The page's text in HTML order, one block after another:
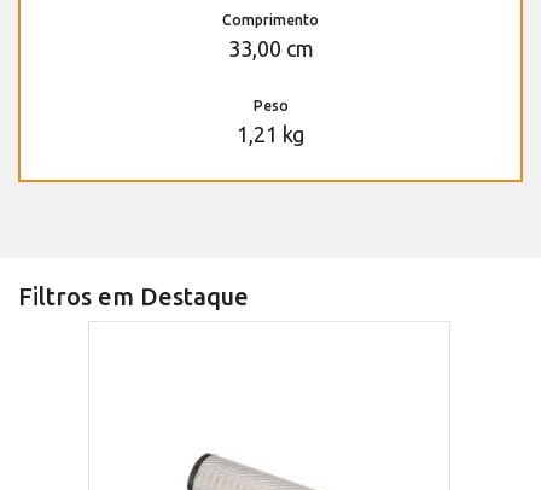
Comprimento
33,00 cm
Peso
1,21 kg
Filtros em Destaque